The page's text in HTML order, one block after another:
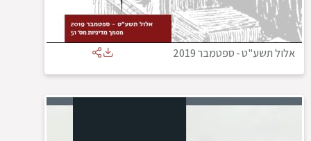
אלול תשע"ט-ספטמבר 2019